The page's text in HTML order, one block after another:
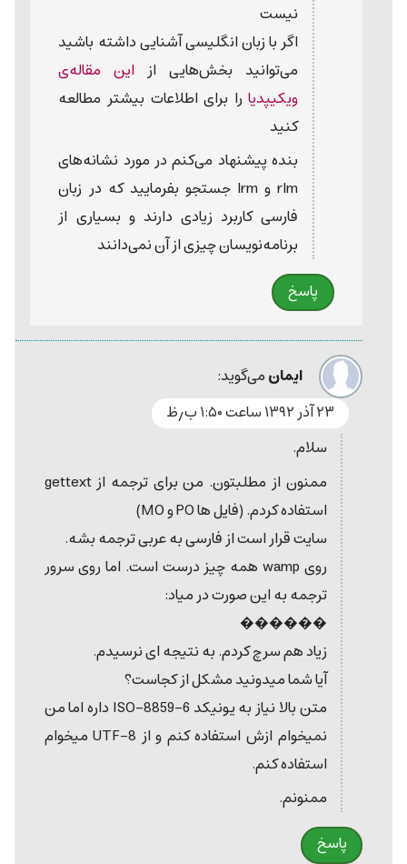
نیست
اگر با زبان انگلیسی آشنایی داشته باشید
می‌توانید بخش‌هایی از این مقاله‌ی
ویکیپدیارا برای اطلاعات بیشتر مطالعه
کنید
بنده پیشنهاد می‌کنم در مورد نشانه‌های
rlm و lrm جستجو بفرمایید که در زبان
فارسی کاربرد زیادی دارند و بسیاری از
برنامه‌نویسان چیزی از آن نمی‌دانند
پاسخ
ایمانمی‌گوید:
۲۳ آذر ۱۳۹۲ ساعت ۱:۵۰ ب٫ظ
سلام.
ممنون از مطلبتون. من برای ترجمه از gettext
استفاده کردم. (فایل ها PO و MO)
سایت قرار است از فارسی به عربی ترجمه بشه.
روی wamp همه چیز درست است. اما روی سرور
ترجمه به این صورت در میاد:
������
زیاد هم سرچ کردم. به نتیجه ای نرسیدم.
آیا شما میدونید مشکل از کجاست؟
متن بالا نیاز به یونیکد ISO-8859-6 داره اما من
نمیخوام ازش استفاده کنم و از UTF-8 میخوام
استفاده کنم.
ممنونم.
پاسخ